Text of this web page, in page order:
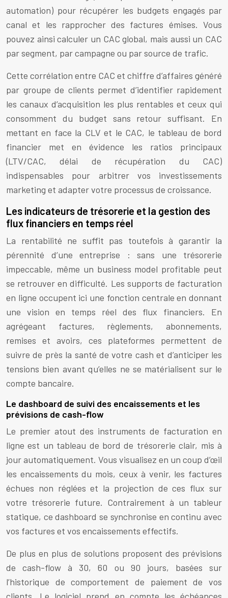
automation) pour récupérer les budgets engagés par
canal et les rapprocher des factures émises. Vous
pouvez ainsi calculer un CAC global, mais aussi un CAC
par segment, par campagne ou par source de trafic.
Cette corrélation entre CAC et chiffre d’affaires généré
par groupe de clients permet d’identifier rapidement
les canaux d’acquisition les plus rentables et ceux qui
consomment du budget sans retour suffisant. En
mettant en face la CLV et le CAC, le tableau de bord
financier met en évidence les ratios principaux
(LTV/CAC, délai de récupération du CAC)
indispensables pour arbitrer vos investissements
marketing et adapter votre processus de croissance.
Les indicateurs de trésorerie et la gestion des
flux financiers en temps réel
La rentabilité ne suffit pas toutefois à garantir la
pérennité d’une entreprise : sans une trésorerie
impeccable, même un business model profitable peut
se retrouver en difficulté. Les supports de facturation
en ligne occupent ici une fonction centrale en donnant
une vision en temps réel des flux financiers. En
agrégeant factures, règlements, abonnements,
remises et avoirs, ces plateformes permettent de
suivre de près la santé de votre cash et d’anticiper les
tensions bien avant qu’elles ne se matérialisent sur le
compte bancaire.
Le dashboard de suivi des encaissements et les
prévisions de cash-flow
Le premier atout des instruments de facturation en
ligne est un tableau de bord de trésorerie clair, mis à
jour automatiquement. Vous visualisez en un coup d’œil
les encaissements du mois, ceux à venir, les factures
échues non réglées et la projection de ces flux sur
votre trésorerie future. Contrairement à un tableur
statique, ce dashboard se synchronise en continu avec
vos factures et vos encaissements effectifs.
De plus en plus de solutions proposent des prévisions
de cash-flow à 30, 60 ou 90 jours, basées sur
l’historique de comportement de paiement de vos